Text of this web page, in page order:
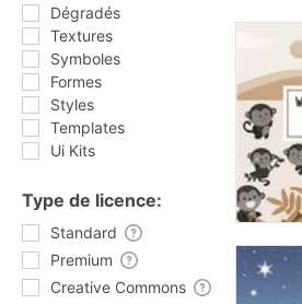
Dégradés
Textures
Symboles
Formes
Styles
Templates
Ui Kits
Type de licence:
Standard
Premium
Creative Commons